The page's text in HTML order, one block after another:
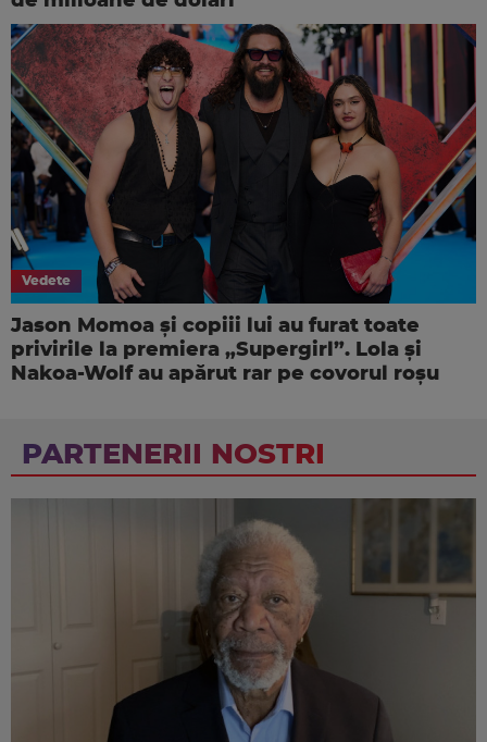
Vedete
Jason Momoa și copiii lui au furat toate
privirile la premiera „Supergirl”. Lola și
Nakoa-Wolf au apărut rar pe covorul roșu
PARTENERII NOSTRI